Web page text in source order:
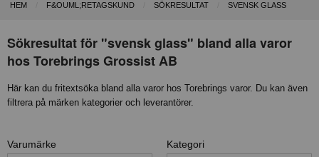
HEM F&OUML;RETAGSKUND SÖKRESULTAT SVENSK GLASS
Sökresultat för "svensk glass" bland alla varor
hos Torebrings Grossist AB
Här kan du fritextsöka bland alla varor hos Torebrings varor. Du kan även
filtrera på märken kategorier och leverantörer.
Varumärke Kategori